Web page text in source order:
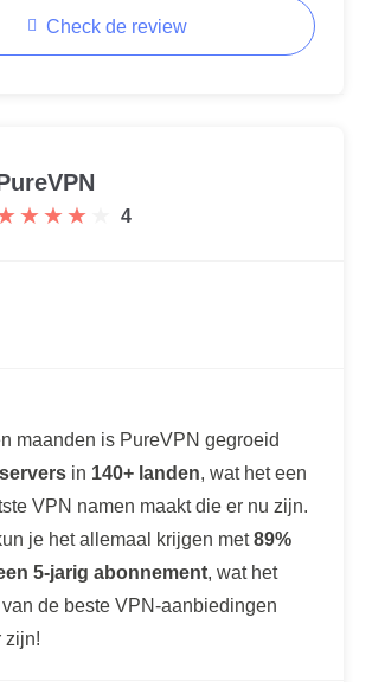
Check de review
★ ★ ★
★ ★ ★ 4
maanden is PureVPN gegroeid
in 140+ landen, wat het een
VPN namen maakt die er nu zijn.
je het allemaal krijgen met89%
5-jarig abonnement, wat het
de beste VPN-aanbiedingen
zijn!